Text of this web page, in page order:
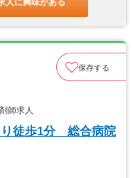
人に興味がある
保存する
師求人
り徒歩1分 総合病院